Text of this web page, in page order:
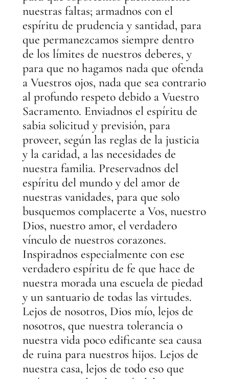
nuestras faltas; armadnos con el
espíritu de prudencia y santidad, para
que permanezcamos siempre dentro
de los límites de nuestros deberes, y
para que no hagamos nada que ofenda
a Vuestros ojos, nada que sea contrario
al profundo respeto debido a Vuestro
Sacramento. Enviadnos el espíritu de
sabia solicitud y previsión, para
proveer, según las reglas de la justicia
y la caridad, a las necesidades de
nuestra familia. Preservadnos del
espíritu del mundo y del amor de
nuestras vanidades, para que solo
busquemos complacerte a Vos, nuestro
Dios, nuestro amor, el verdadero
vínculo de nuestros corazones.
Inspiradnos especialmente con ese
verdadero espíritu de fe que hace de
nuestra morada una escuela de piedad
y un santuario de todas las virtudes.
Lejos de nosotros, Dios mío, lejos de
nosotros, que nuestra tolerancia o
nuestra vida poco edificante sea causa
de ruina para nuestros hijos. Lejos de
nuestra casa, lejos de todo eso que